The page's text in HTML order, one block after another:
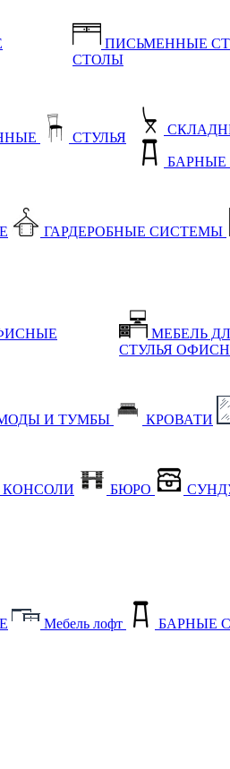
ПИСЬМЕННЫЕ
СТОЛЫ
СТУЛЬЯ
БАРНЫЕ
ГАРДЕРОБНЫЕ СИСТЕМЫ
МЕБЕЛЬ
СТУЛЬЯ
И ТУМБЫ КРОВАТИ
КОНСОЛИ БЮРО
Мебель лофт БАРНЫЕ